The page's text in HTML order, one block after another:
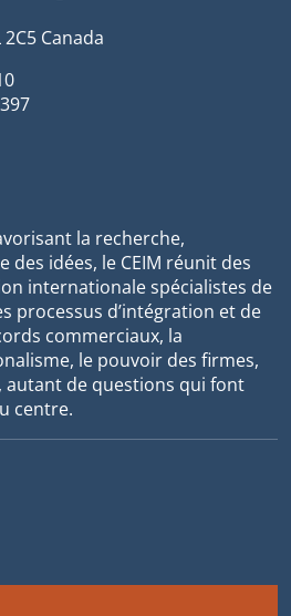
Canada
la recherche,
des idées, le CEIM réunit des
internationale spécialistes de
processus d’intégration et de
commerciaux, la
le pouvoir des firmes,
autant de questions qui font
centre.